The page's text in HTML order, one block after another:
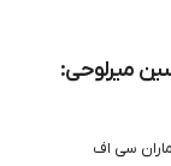
میرلوحی:
سی اف